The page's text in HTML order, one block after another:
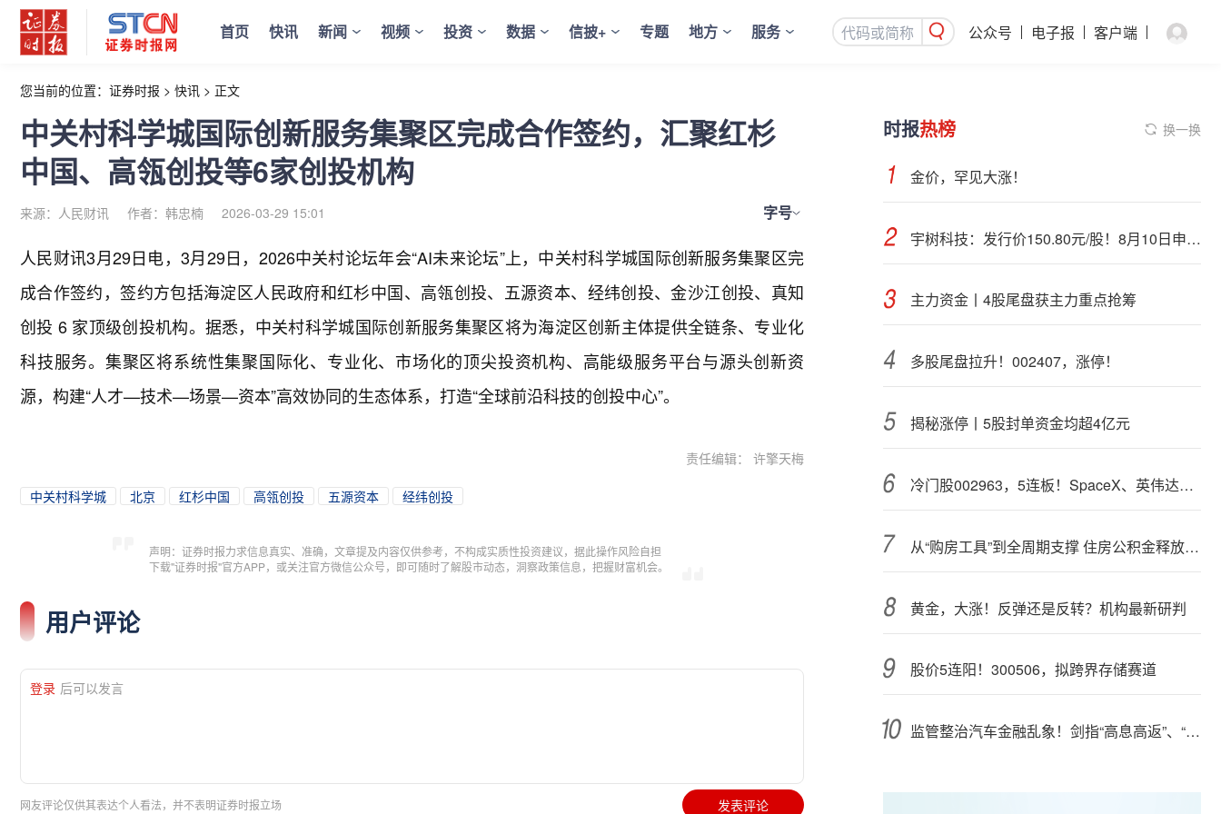
首页 快讯 新闻 视频 投资 数据 信披+ 专题 地方 服务 公众号 电子报 客户端
您当前的位置： 证券时报 > 快讯 > 正文
中关村科学城国际创新服务集聚区完成合作签约，汇聚红杉
中国、高瓴创投等6家创投机构
来源：人民财讯 作者：韩忠楠 2026-03-29 15:01 字号
人民财讯3月29日电，3月29日，2026中关村论坛年会“AI未来论坛”上，中关村科学城国际创新服务集聚区完
成合作签约，签约方包括海淀区人民政府和红杉中国、高瓴创投、五源资本、经纬创投、金沙江创投、真知
创投 6 家顶级创投机构。据悉，中关村科学城国际创新服务集聚区将为海淀区创新主体提供全链条、专业化
科技服务。集聚区将系统性集聚国际化、专业化、市场化的顶尖投资机构、高能级服务平台与源头创新资
源，构建“人才—技术—场景—资本”高效协同的生态体系，打造“全球前沿科技的创投中心”。
责任编辑： 许擎天梅
中关村科学城 北京 红杉中国 高瓴创投 五源资本 经纬创投
声明：证券时报力求信息真实、准确，文章提及内容仅供参考，不构成实质性投资建议，据此操作风险自担
下载"证券时报"官方APP，或关注官方微信公众号，即可随时了解股市动态，洞察政策信息，把握财富机会。
用户评论
登录 后可以发言
网友评论仅供其表达个人看法，并不表明证券时报立场 发表评论
时报热榜 换一换
金价，罕见大涨！
宇树科技：发行价150.80元/股！8月10日申购，DeepSeek参与战略配售
主力资金丨4股尾盘获主力重点抢筹
多股尾盘拉升！002407，涨停！
揭秘涨停丨5股封单资金均超4亿元
冷门股002963，5连板！SpaceX、英伟达联手，入局太空算力（附股）
从“购房工具”到全周期支撑 住房公积金释放更大能量
黄金，大涨！反弹还是反转？机构最新研判
股价5连阳！300506，拟跨界存储赛道
监管整治汽车金融乱象！剑指“高息高返”、“零首付”“低首付”诱导购车